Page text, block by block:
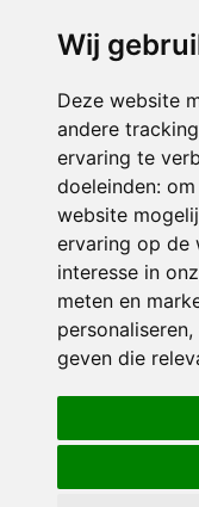
Wij
Deze website
andere
ervaring te
doeleinden:
website
ervaring op de
interesse in
meten en
personaliseren,
geven die
© 2026 Sint
Privacy policy|